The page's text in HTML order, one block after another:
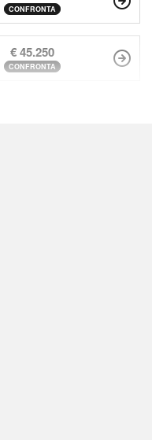
CONFRONTA
€ 45.250
CONFRONTA